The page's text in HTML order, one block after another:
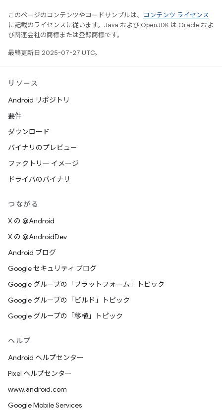
このページのコンテンツやコードサンプルは、
コンテンツ ライセンス
に記載のライセンスに従います。Java および OpenJDK は Oracle およ
び関連会社の商標または登録商標です。
最終更新日 2025-07-27 UTC。
リソース
Android リポジトリ
要件
ダウンロード
バイナリのプレビュー
ファクトリー イメージ
ドライバのバイナリ
つながる
X の @Android
X の @AndroidDev
Android ブログ
Google セキュリティ ブログ
Google グループの「プラットフォーム」トピック
Google グループの「ビルド」トピック
Google グループの「移植」トピック
ヘルプ
Android ヘルプセンター
Pixel ヘルプセンター
www.android.com
Google Mobile Services